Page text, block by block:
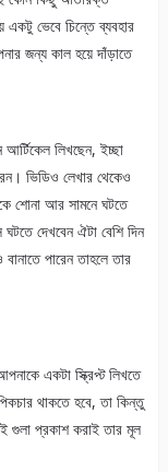
একটু ভেবে চিন্তে ব্যবহার
জন্য কাল হয়ে দাঁড়াতে
লিখছেন, ইচ্ছা
ভিডিও লেখার থেকেও
শোনা আর সামনে ঘটতে
দেখবেন ঐটা বেশি দিন
পারেন তাহলে তার
একটা স্ক্রিপ্ট লিখতে
থাকতে হবে, তা কিন্তু
গুলা প্রকাশ করাই তার মূল